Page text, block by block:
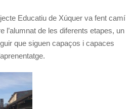
Educatiu de Xúquer va fent camí
l’alumnat de les diferents etapes, un
que siguen capaços i capaces